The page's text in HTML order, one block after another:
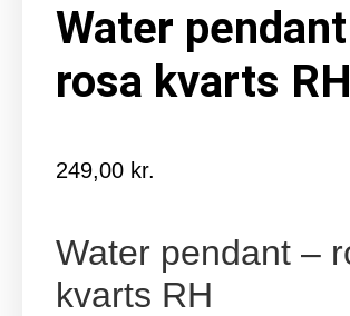
Water pendant
rosa kvarts RH
249,00 kr.
Water pendant –
kvarts RH